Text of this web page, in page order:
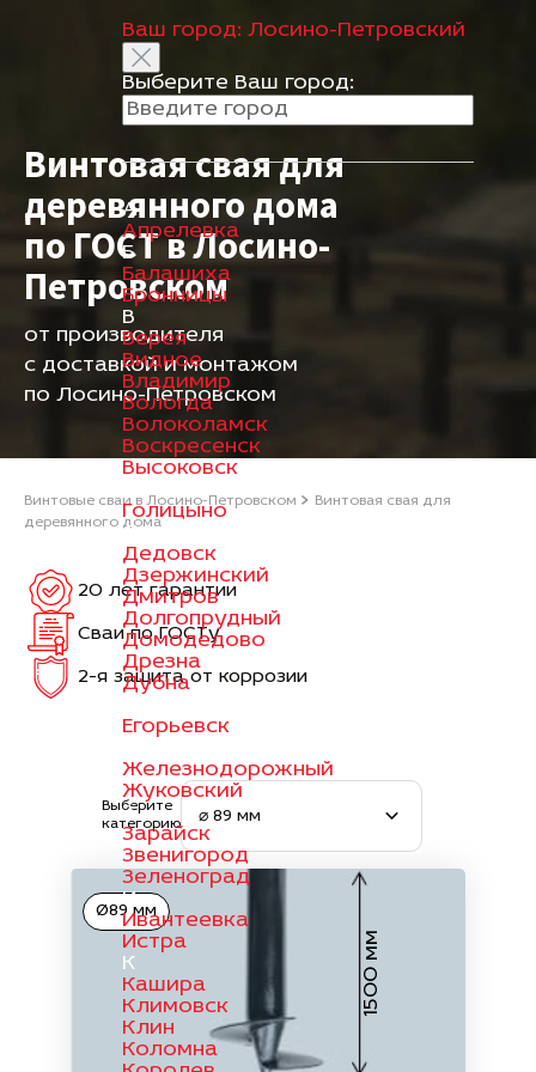
Ваш город: Лосино-Петровский
Выберите Ваш город:
А
Апрелевка
Б
Балашиха
Бронницы
В
Верея
Видное
Владимир
Вологда
Волоколамск
Воскресенск
Высоковск
Голицыно
Д
Дедовск
Дзержинский
Дмитров
Долгопрудный
Домодедово
Дрезна
Дубна
Егорьевск
Железнодорожный
Жуковский
З
Зарайск
Звенигород
Зеленоград
И
Ивантеевка
Истра
К
Кашира
Климовск
Клин
Коломна
Винтовая свая для
деревянного дома
по ГОСТ в Лосино-
Петровском
от производителя
с доставкой и монтажом
по Лосино-Петровском
Винтовые сваи в Лосино-Петровском
Винтовая свая для
деревянного дома
20 лет гарантии
Сваи по ГОСТу
2-я защита от коррозии
Выберите
категорию
⌀ 89 мм
1500 мм
Ø89 мм